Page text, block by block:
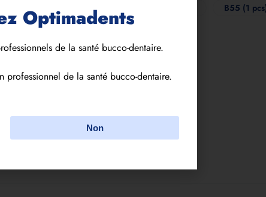
C13 (5 pcs) C15 (5 pcs) B55 (1
0 1 2
Optimadents
de la santé bucco-dentaire.
professionnel de la santé bucco-dentaire.
Non